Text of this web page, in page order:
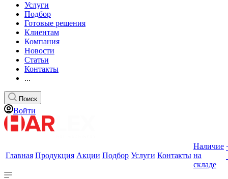
Услуги
Подбор
Готовые решения
Клиентам
Компания
Новости
Статьи
Контакты
...
Поиск
Войти
Главная Продукция Акции Подбор Услуги Контакты
Наличие
на
складе